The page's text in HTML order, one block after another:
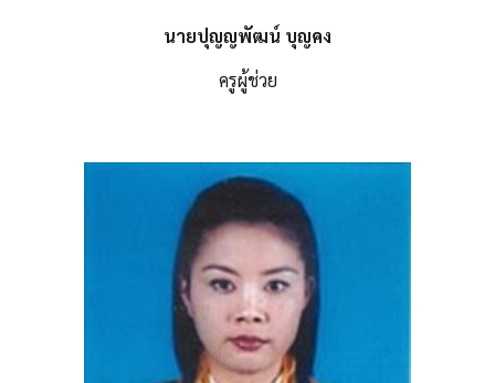
นายปุญญพัฒน์ บุญคง
ครูผู้ช่วย